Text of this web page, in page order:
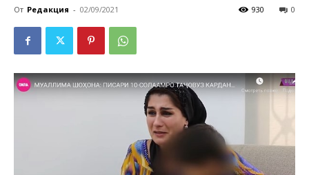
От Редакция - 02/09/2021 0
930